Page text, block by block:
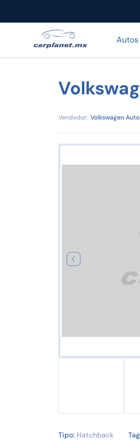
Vendedor: Volkswagen
Tipo: Hatchback